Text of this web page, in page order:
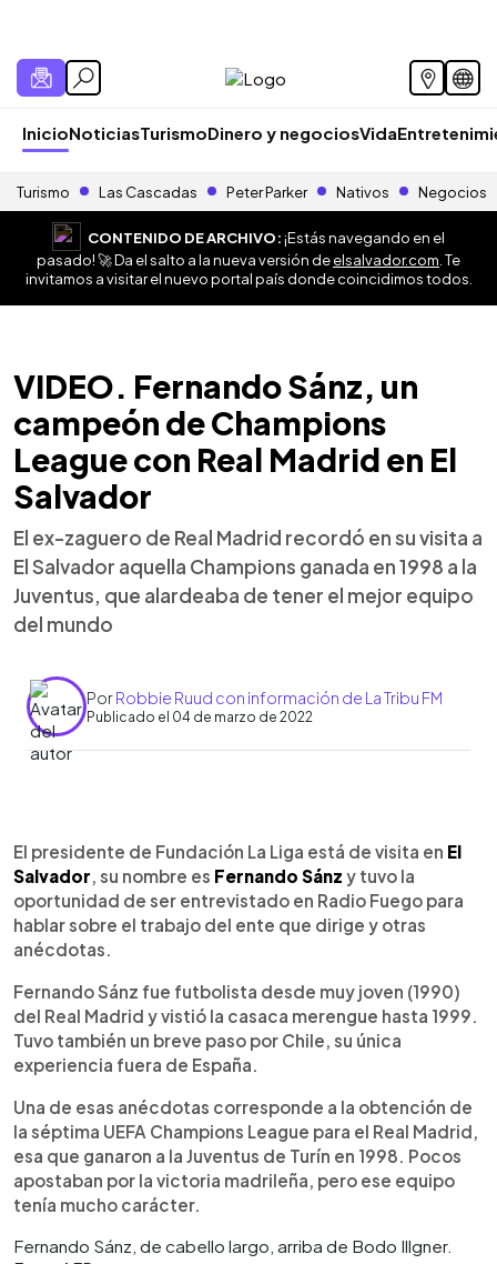
InicioNoticiasTurismoDinero y negociosVida
Turismo Las Cascadas Peter Parker Nativos Negocios
CONTENIDO DE ARCHIVO:¡Estás navegando en el
pasado! 🚀 Da el salto a la nueva versión deelsalvador.com . Te
invitamos a visitar el nuevo portal país donde coincidimos todos.
VIDEO. Fernando Sánz, un
campeón de Champions
League con Real Madrid en El
Salvador
El ex-zaguero de Real Madrid recordó en su visita a
El Salvador aquella Champions ganada en 1998 a la
Juventus, que alardeaba de tener el mejor equipo
del mundo
PorRobbie Ruud con información de La Tribu FM
Publicado el 04 de marzo de 2022
► Escuchar artículo
El presidente de Fundación La Liga está de visita en El
Salvador, su nombre es Fernando Sánz y tuvo la
oportunidad de ser entrevistado en Radio Fuego para
hablar sobre el trabajo del ente que dirige y otras
anécdotas.
Fernando Sánz fue futbolista desde muy joven (1990)
del Real Madrid y vistió la casaca merengue hasta 1999.
Tuvo también un breve paso por Chile, su única
experiencia fuera de España.
Una de esas anécdotas corresponde a la obtención de
la séptima UEFA Champions League para el Real Madrid,
esa que ganaron a la Juventus de Turín en 1998. Pocos
apostaban por la victoria madrileña, pero ese equipo
tenía mucho carácter.
Fernando Sánz, de cabello largo, arriba de Bodo Illgner.